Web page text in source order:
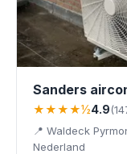
Sanders
★★★★½4.9
📍 Waldeck
Nederland